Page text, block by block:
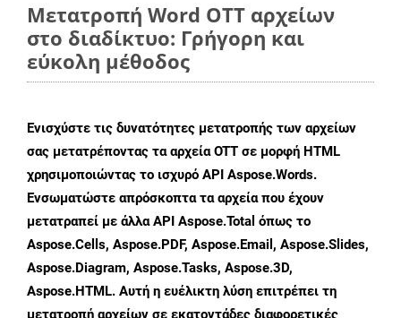
Μετατροπή Word OTT αρχείων
στο διαδίκτυο: Γρήγορη και
εύκολη μέθοδος
Ενισχύστε τις δυνατότητες μετατροπής των αρχείων
σας μετατρέποντας τα αρχεία OTT σε μορφή HTML
χρησιμοποιώντας το ισχυρό API Aspose.Words.
Ενσωματώστε απρόσκοπτα τα αρχεία που έχουν
μετατραπεί με άλλα API Aspose.Total όπως το
Aspose.Cells, Aspose.PDF, Aspose.Email, Aspose.Slides,
Aspose.Diagram, Aspose.Tasks, Aspose.3D,
Aspose.HTML. Αυτή η ευέλικτη λύση επιτρέπει τη
μετατροπή αρχείων σε εκατοντάδες διαφορετικές